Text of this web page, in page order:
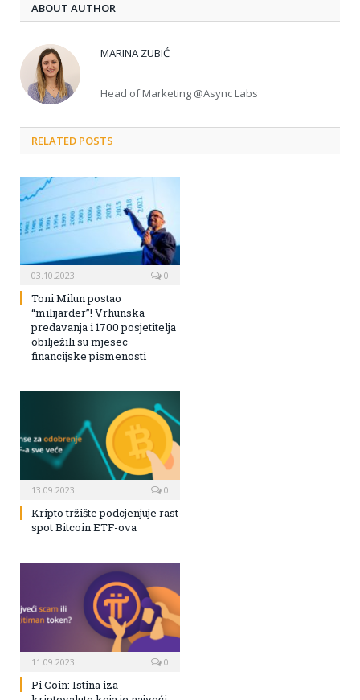
ABOUT AUTHOR
MARINA ZUBIĆ
Head of Marketing @Async Labs
RELATED POSTS
03.10.2023 0
Toni Milun postao
“milijarder”! Vrhunska
predavanja i 1700 posjetitelja
obilježili su mjesec
financijske pismenosti
13.09.2023 0
Kripto tržište podcjenjuje rast
spot Bitcoin ETF-ova
11.09.2023 0
Pi Coin: Istina iza